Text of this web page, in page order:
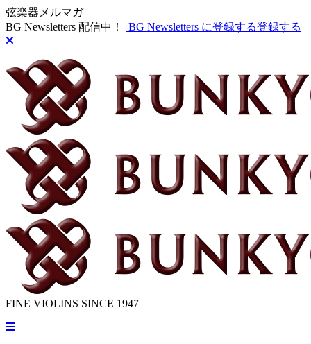
弦楽器メルマガ
BG Newsletters 配信中！
BG Newsletters に登録する登録する
FINE VIOLINS SINCE 1947